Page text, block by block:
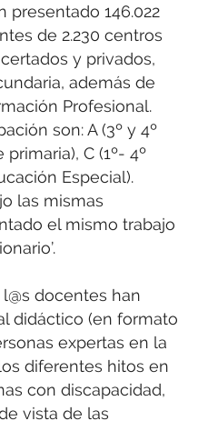
presentado 146.022
de 2.230 centros
y privados,
además de
Profesional.
son: A (3º y 4º
C (1º- 4º
Especial).
las mismas
el mismo trabajo
docentes han
didáctico (en formato
expertas en la
diferentes hitos en
con discapacidad,
vista de las